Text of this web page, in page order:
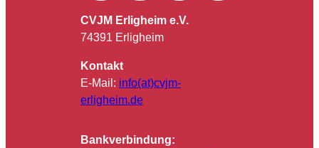
CVJM Erligheim e.V.
74391 Erligheim
Kontakt
E-Mail: info(at)cvjm-
erligheim.de
Bankverbindung: